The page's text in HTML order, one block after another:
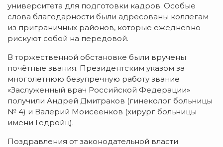
университета для подготовки кадров. Особые
слова благодарности были адресованы коллегам
из приграничных районов, которые ежедневно
рискуют собой на передовой.
В торжественной обстановке были вручены
почётные звания. Президентским указом за
многолетнюю безупречную работу звание
«Заслуженный врач Российской Федерации»
получили Андрей Дмитраков (гинеколог больницы
№ 4) и Валерий Моисеенков (хирург больницы
имени Гедройц).
Поздравления от законодательной власти